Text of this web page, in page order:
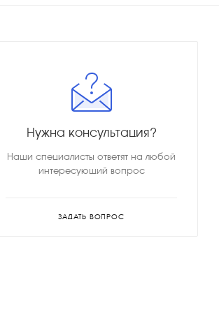
Нужна консультация?
Наши специалисты ответят на любой
интересующий вопрос
ЗАДАТЬ ВОПРОС